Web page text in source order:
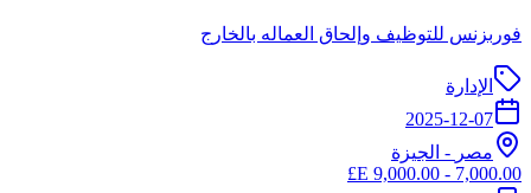
فوربزنس للتوظيف وإلحاق العماله بالخارج
الإدارة
2025-12-07
مصر - الجيزة
7,000.00 - 9,000.00 E£